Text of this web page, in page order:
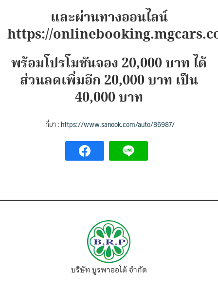
และผ่านทางออนไลน์
https://
พร้อมโปรโมชันจอง 20,000 บาท ได้
ส่วนลดเพิ่มอีก 20,000 บาท เป็น
40,000 บาท
ที่มา : https://www.sanook.com/auto/86987/
บริษัท บูรพาออโต้ จำกัด